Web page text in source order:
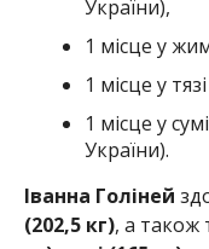
України),
1 місце у
1 місце у
1 місце у
України).
Іванна Голіней
(202,5 кг), а також